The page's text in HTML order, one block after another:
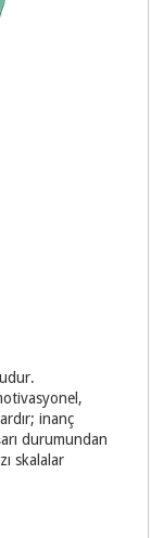
inanç
durumundan
skalalar